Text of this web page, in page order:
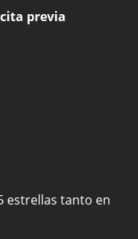
previa
estrellas tanto en